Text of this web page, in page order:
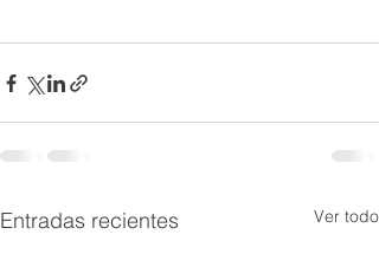
Entradas recientes Ver todo